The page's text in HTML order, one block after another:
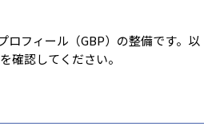
を2倍に増やすことより売上安定効果が高い
ピートが途絶える原因・LINE公式アカウント
ロフィール（GBP）の整備です。以
確認してください。